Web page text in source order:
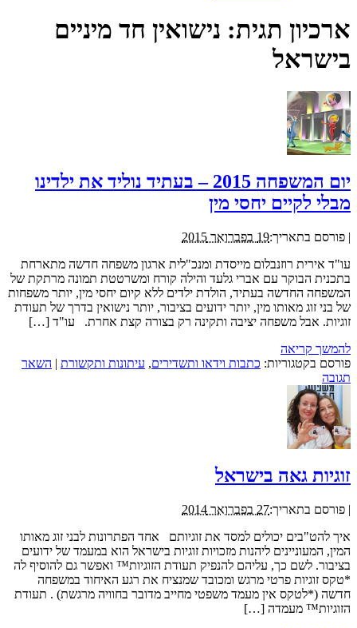
ארכיון תגית: נישואין חד מיניים
בישראל
יום המשפחה 2015 – בעתיד נוליד את ילדינו
מבלי לקיים יחסי מין
| פורסם בתאריך:19 בפברואר 2015
עו"ד אירית רוזנבלום מייסדת ומנכ"לית ארגון משפחה חדשה מתארחת
בתכנית הבוקר עם אברי גלעד והילה קורח ומשרטטת תמונה מרתקת של
המשפחה החדשה בעתיד, הולדת ילדים ללא קיום יחסי מין, יותר משפחות
של בני זוג מאותו מין, יותר ידועים בציבור, יותר נישואין בדרך של תעודת
זוגיות. אבל משפחה יציבה ותקינה רק בצורה קצת אחרת. עו"ד […]
להמשך קריאה
פורסם בקטגוריות: כתבות וידאו ותשדירים, עיתונות ותקשורת | השאר
תגובה
זוגיות גאה בישראל
| פורסם בתאריך:27 בפברואר 2014
איך להט"בים יכולים למסד את זוגיותם אחד הפתרונות לבני זוג מאותו
המין, המעוניינים ליהנות מזכויות זוגיות בישראל הוא במעמד של ידועים
בציבור. לשם כך, עליהם להנפיק תעודת הזוגיות™ ואפשר גם להוסיף לה
*טקס זוגיות פרטי מרגש ומכובד שמנציח את רגע האיחוד במשפחה
חדשה (*לטקס אין מעמד משפטי מחייב מדובר בחוויה מרגשת) . תעודת
הזוגיות™ מעמדה […]